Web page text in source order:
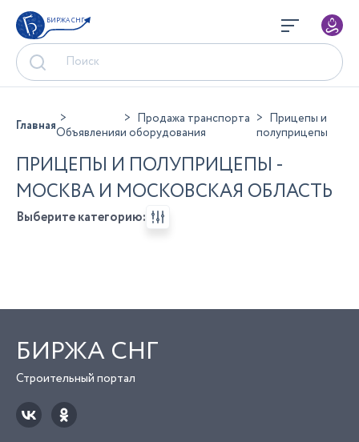
БИРЖА СНГ
ГлавнаяОбъявления
Продажа транспорта
и оборудования
Прицепы и
полуприцепы
ПРИЦЕПЫ И ПОЛУПРИЦЕПЫ -
МОСКВА И МОСКОВСКАЯ ОБЛАСТЬ
Выберите категорию:
БИРЖА СНГ
Строительный портал